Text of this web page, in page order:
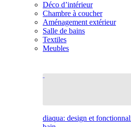
Déco d’intérieur
Chambre à coucher
Aménagement extérieur
Salle de bains
Textiles
Meubles
diaqua: design et